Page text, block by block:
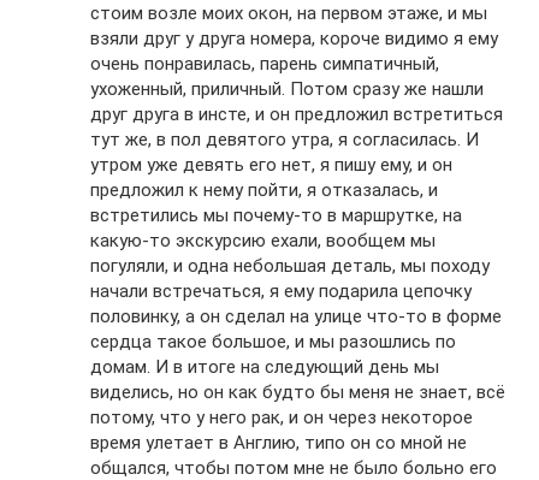
стоим возле моих окон, на первом этаже, и мы
взяли друг у друга номера, короче видимо я ему
очень понравилась, парень симпатичный,
ухоженный, приличный. Потом сразу же нашли
друг друга в инсте, и он предложил встретиться
тут же, в пол девятого утра, я согласилась. И
утром уже девять его нет, я пишу ему, и он
предложил к нему пойти, я отказалась, и
встретились мы почему-то в маршрутке, на
какую-то экскурсию ехали, вообщем мы
погуляли, и одна небольшая деталь, мы походу
начали встречаться, я ему подарила цепочку
половинку, а он сделал на улице что-то в форме
сердца такое большое, и мы разошлись по
домам. И в итоге на следующий день мы
виделись, но он как будто бы меня не знает, всё
потому, что у него рак, и он через некоторое
время улетает в Англию, типо он со мной не
общался, чтобы потом мне не было больно его